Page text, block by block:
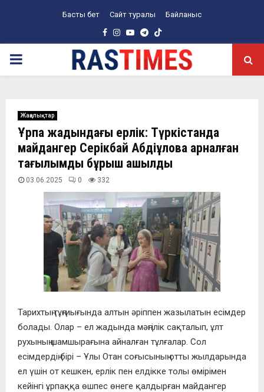
Басты бет Сайт туралы Байланыс
Facebook
Instagram
YoutubeTelegram
PRIMARY
Жаңалықтар
Ұрпақ жадындағы ерлік: Түркістанда
майдангер Серікбай Абдіқұловқа арналған
тағылымды бұрыш ашылды
03.06.2025 0 332
Тарихтың тұңғиығында алтын әріппен жазылатын есімдер
болады. Олар – ел жадында мәңгілік сақталып, ұлт
рухының шамшырағына айналған тұлғалар. Сол
есімдердің бірі – Ұлы Отан соғысының отты жылдарында
ел үшін от кешкен, ерлік пен елдікке толы өмірімен
кейінгі ұрпаққа өшпес өнеге қалдырған майдангер